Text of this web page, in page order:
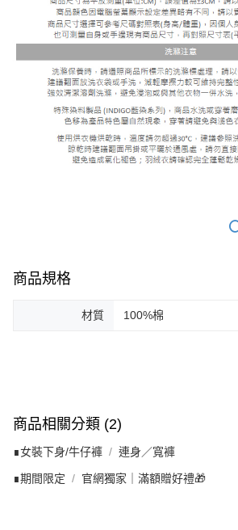
商品規格
材質 100%棉
商品相關分類 (2)
∎女裝下身/牛仔褲 連身／寬褲
∎期間限定 官網獨家｜滿額贈好禮🎁